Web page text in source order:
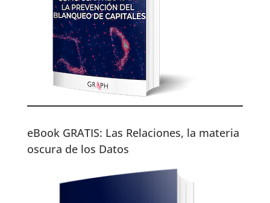
eBook GRATIS: Las Relaciones, la materia
oscura de los Datos